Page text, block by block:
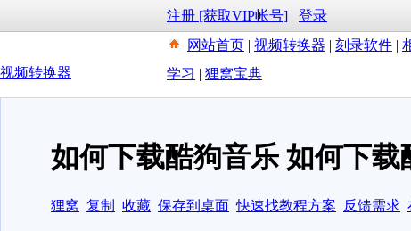
注册 [获取VIP帐号]
登录
网站首页 | 视频转换器 | 刻录软件 |
学习 | 狸窝宝典
视频转换器
如何下载酷狗音乐 如何下
狸窝 复制 收藏 保存到桌面 快速找教程方案 反馈需求